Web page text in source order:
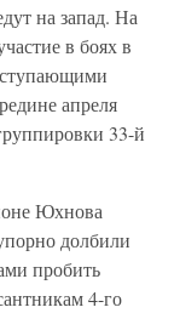
на запад. На
в боях в
апреля
33-й
Юхнова
долбили
пробить
4-го